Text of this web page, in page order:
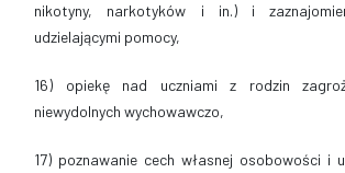
nikotyny, narkotyków i in.) i
udzielającymi pomocy,
16) opiekę nad uczniami z rodzin
niewydolnych wychowawczo,
17) poznawanie cech własnej osobowości i